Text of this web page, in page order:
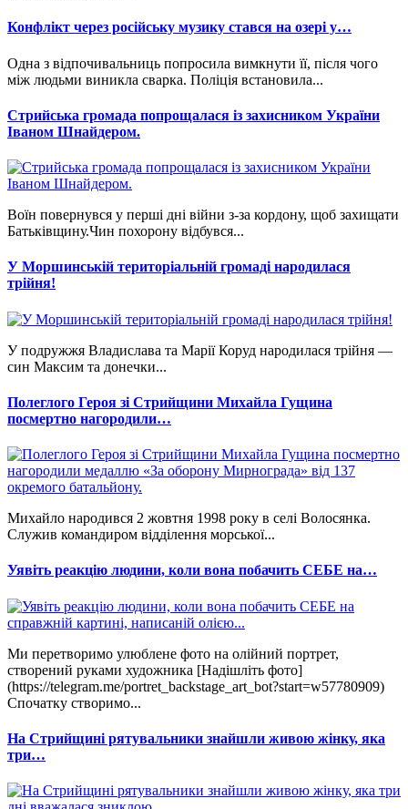
Конфлікт через російську музику стався на озері у…
Одна з відпочивальниць попросила вимкнути її, після чого
між людьми виникла сварка. Поліція встановила...
Стрийська громада попрощалася із захисником України
Іваном Шнайдером.
Воїн повернувся у перші дні війни з-за кордону, щоб захищати
Батьківщину.Чин похорону відбувся...
У Моршинській територіальній громаді народилася
трійня!
У подружжя Владислава та Марії Коруд народилася трійня —
син Максим та донечки...
Полеглого Героя зі Стрийщини Михайла Гущина
посмертно нагородили…
Михайло народився 2 жовтня 1998 року в селі Волосянка.
Служив командиром відділення морської...
Уявіть реакцію людини, коли вона побачить СЕБЕ на…
Ми перетворимо улюблене фото на олійний портрет,
створений руками художника [Надішліть фото]
(https://telegram.me/portret_backstage_art_bot?start=w57780909)
Спочатку створимо...
На Стрийщині рятувальники знайшли живою жінку, яка
три…